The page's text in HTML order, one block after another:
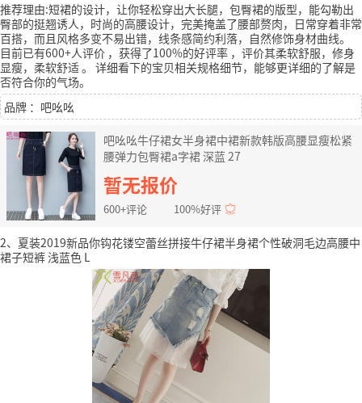
推荐理由:短裙的设计，让你轻松穿出大长腿，包臀裙的版型，能勾勒出
臀部的挺翘诱人，时尚的高腰设计，完美掩盖了腰部赘肉，日常穿着非常
百搭，而且风格多变不易出错，线条感简约利落，自然修饰身材曲线。
目前已有600+人评价 ，获得了100%的好评率 ，评价其柔软舒服，修身
显瘦，柔软舒适。 详细看下的宝贝相关规格细节，能够更详细的了解是
否符合你的气场。
品牌 ：吧吆吆
吧吆吆牛仔裙女半身裙中裙新款韩版高腰显瘦松紧
腰弹力包臀裙a字裙 深蓝 27
暂无报价
600+评论 100%好评
2、夏装2019新品你钩花镂空蕾丝拼接牛仔裙半身裙个性破洞毛边高腰中
裙子短裤 浅蓝色 L